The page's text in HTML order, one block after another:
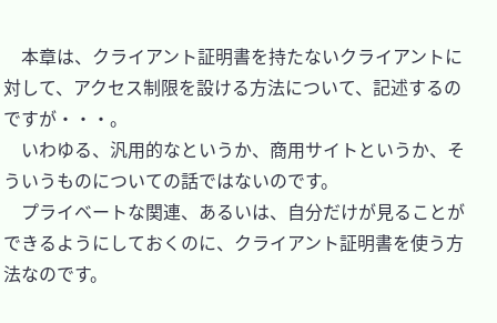
本章は、クライアント証明書を持たないクライアントに
対して、アクセス制限を設ける方法について、記述するの
ですが・・・。
いわゆる、汎用的なというか、商用サイトというか、そ
ういうものについての話ではないのです。
プライベートな関連、あるいは、自分だけが見ることが
できるようにしておくのに、クライアント証明書を使う方
法なのです。